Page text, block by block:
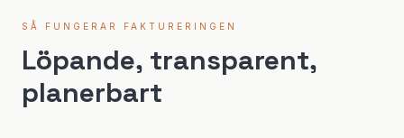
SÅ FUNGERAR FAKTURERINGEN
Löpande, transparent,
planerbart